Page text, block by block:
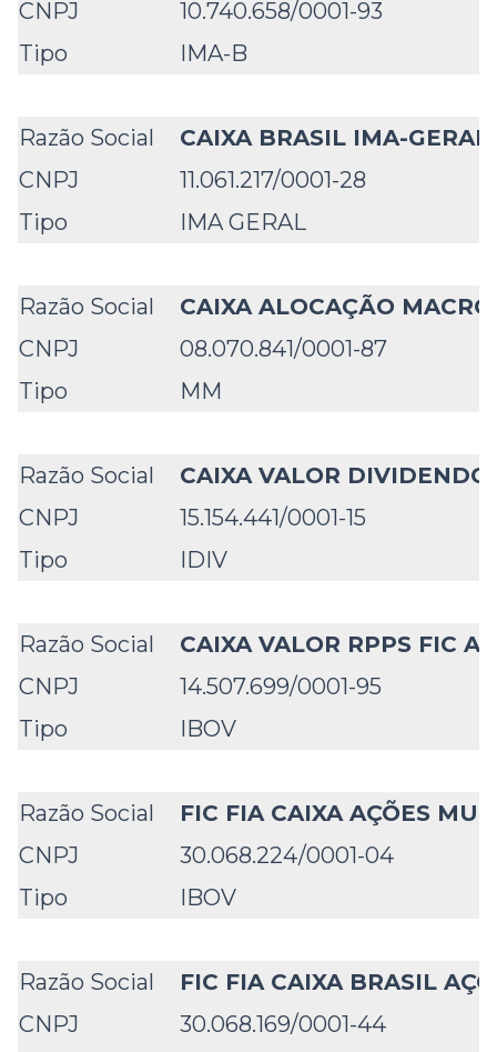
CNPJ
10.740.658/0001-93
Tipo
IMA-B
Razão Social
CAIXA BRASIL IMA-
CNPJ
11.061.217/0001-28
Tipo
IMA GERAL
Razão Social
CAIXA ALOCAÇÃO
CNPJ
08.070.841/0001-87
Tipo
MM
Razão Social
CAIXA VALOR
CNPJ
15.154.441/0001-15
Tipo
IDIV
Razão Social
CAIXA VALOR RPPS FIC
CNPJ
14.507.699/0001-95
Tipo
IBOV
Razão Social
FIC FIA CAIXA AÇÕES
CNPJ
30.068.224/0001-04
Tipo
IBOV
Razão Social
FIC FIA CAIXA BRASIL
CNPJ
30.068.169/0001-44